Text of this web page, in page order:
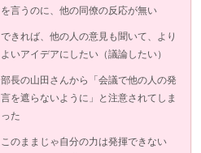
を言うのに、他の同僚の反応が無い
できれば、他の人の意見も聞いて、より
よいアイデアにしたい（議論したい）
部長の山田さんから「会議で他の人の発
言を遮らないように」と注意されてしま
った
このままじゃ自分の力は発揮できない